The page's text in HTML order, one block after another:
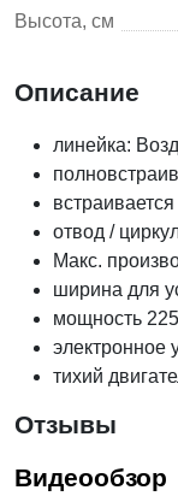
Высота, см
Описание
линейка:
отвод /
Макс.
ширина для
мощность
электронное
тихий
Отзывы
Видеообзор